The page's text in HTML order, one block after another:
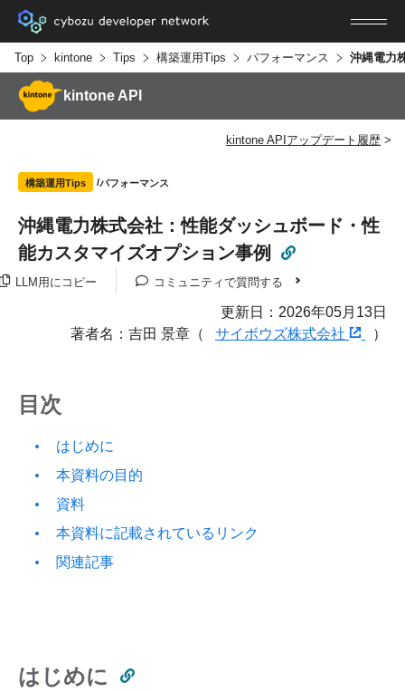
Top kintone Tips 構築運用Tips パフォーマンス
kintone API
kintone APIアップデート履歴
構築運用Tips パフォーマンス
沖縄電力株式会社：性能ダッシュボード・性
能カスタマイズオプション事例
LLM用にコピー コミュニティで質問する
更新日：2026年05月13日
著者名：吉田 景章（
サイボウズ株式会社 ）
目次
はじめに
本資料の目的
資料
本資料に記載されているリンク
関連記事
はじめに